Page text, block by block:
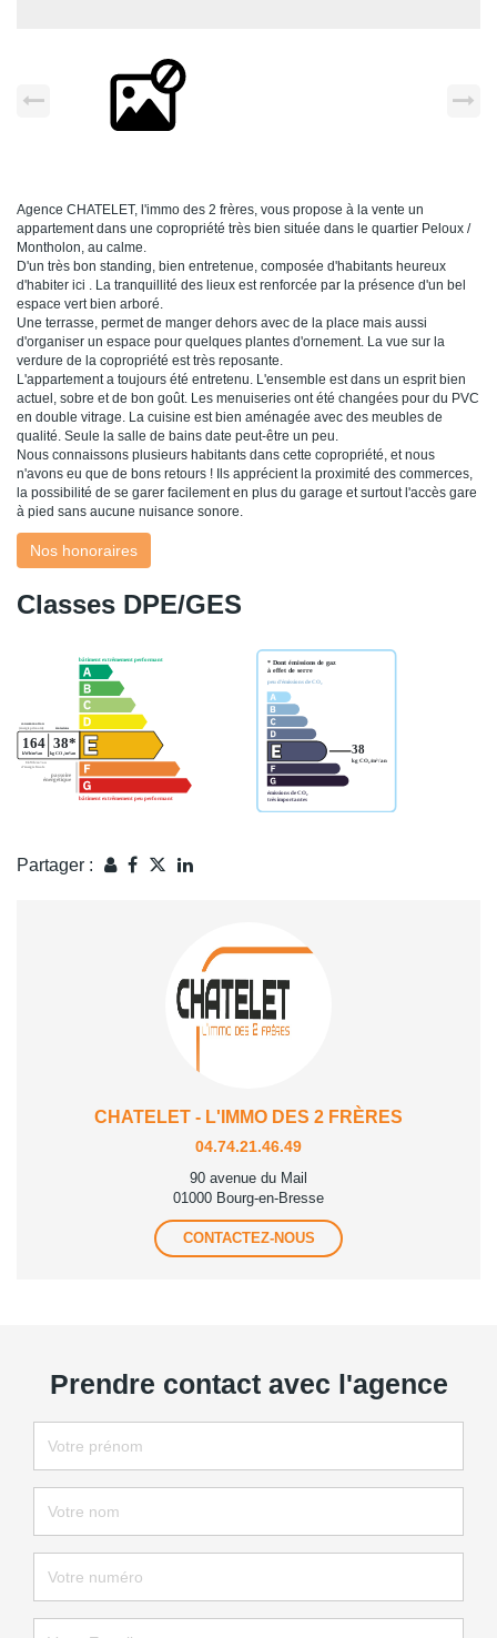
Agence CHATELET, l'immo des 2 frères, vous propose à la vente un
appartement dans une copropriété très bien située dans le quartier Peloux /
Montholon, au calme.
D'un très bon standing, bien entretenue, composée d'habitants heureux
d'habiter ici . La tranquillité des lieux est renforcée par la présence d'un bel
espace vert bien arboré.
Une terrasse, permet de manger dehors avec de la place mais aussi
d'organiser un espace pour quelques plantes d'ornement. La vue sur la
verdure de la copropriété est très reposante.
L'appartement a toujours été entretenu. L'ensemble est dans un esprit bien
actuel, sobre et de bon goût. Les menuiseries ont été changées pour du PVC
en double vitrage. La cuisine est bien aménagée avec des meubles de
qualité. Seule la salle de bains date peut-être un peu.
Nous connaissons plusieurs habitants dans cette copropriété, et nous
n'avons eu que de bons retours ! Ils apprécient la proximité des commerces,
la possibilité de se garer facilement en plus du garage et surtout l'accès gare
à pied sans aucune nuisance sonore.
Nos honoraires
Classes DPE/GES
Partager :
CHATELET - L'IMMO DES 2 FRÈRES
04.74.21.46.49
90 avenue du Mail
01000 Bourg-en-Bresse
CONTACTEZ-NOUS
Prendre contact avec l'agence